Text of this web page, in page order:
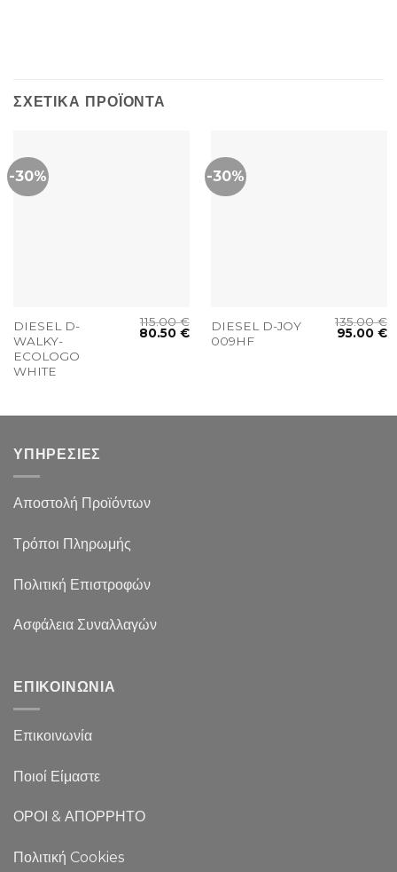
ΣΧΕΤΙΚΆ ΠΡΟΪΌΝΤΑ
-30%
DIESEL D-
WALKY-
ECOLOGO
WHITE
115.00€
80.50€
-30%
DIESEL D-JOY
009HF
135.00€
95.00€
ΥΠΗΡΕΣΙΕΣ
Αποστολή Προϊόντων
Τρόποι Πληρωμής
Πολιτική Επιστροφών
Ασφάλεια Συναλλαγών
ΕΠΙΚΟΙΝΩΝΙΑ
Επικοινωνία
Ποιοί Είμαστε
ΟΡΟΙ & ΑΠΟΡΡΗΤΟ
Πολιτική Cookies